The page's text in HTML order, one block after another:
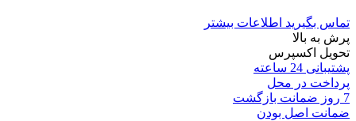
تماس بگیرید اطلاعات بیشتر
پرش به بالا
تحویل اکسپرس
پشتیبانی 24 ساعته
پرداخت در محل
7 روز ضمانت بازگشت
ضمانت اصل بودن